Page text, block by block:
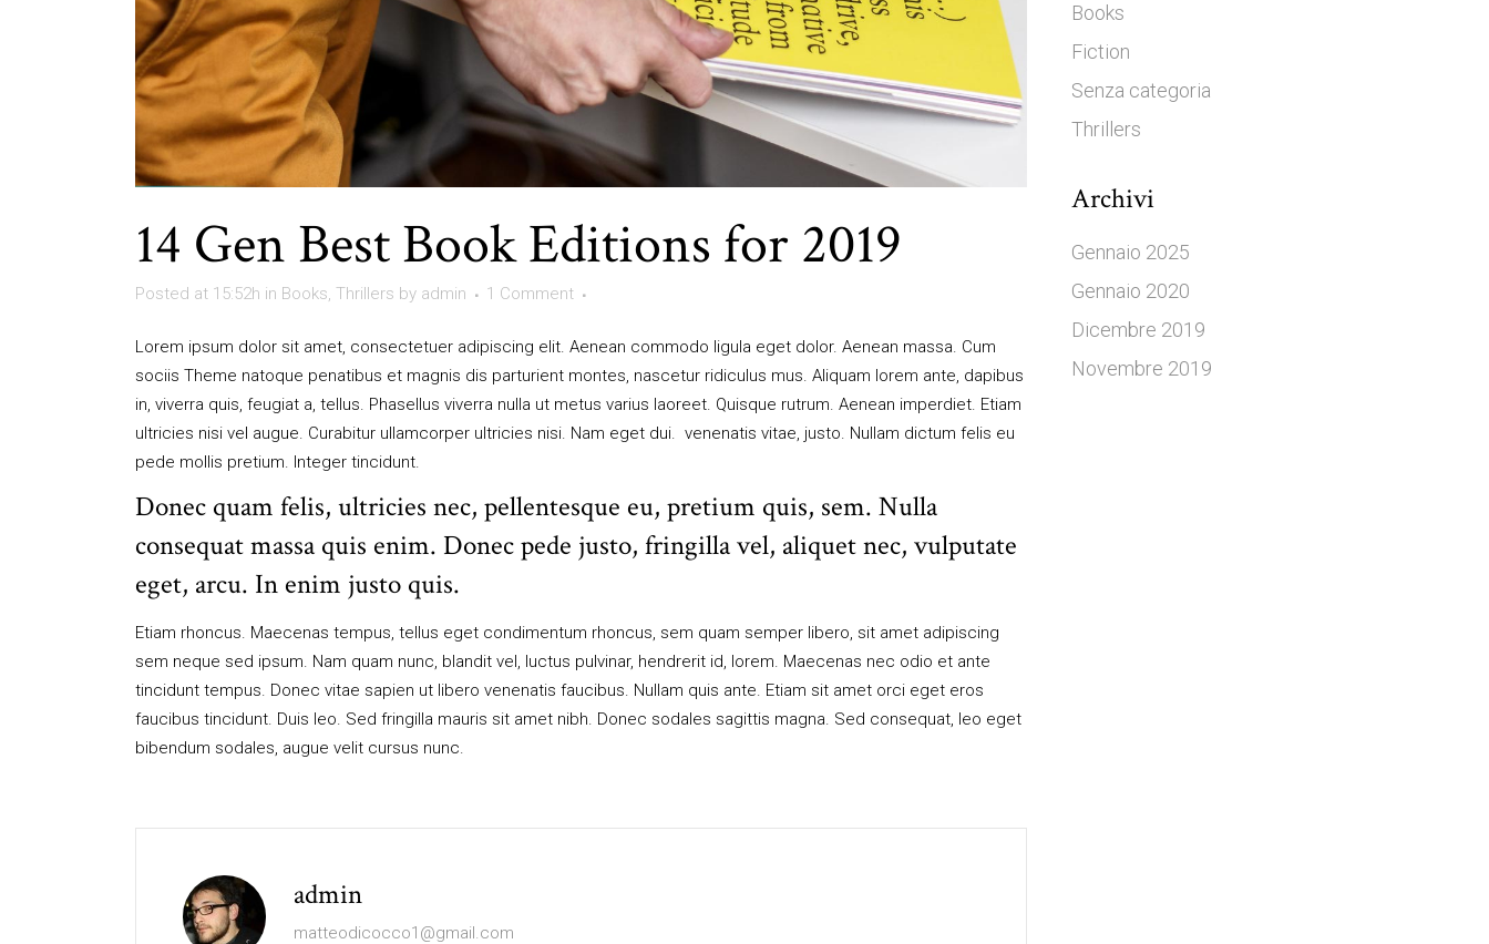
14 Gen Best Book Editions for 2019
Posted at 15:52h in Books, Thrillers by admin 1 Comment
Lorem ipsum dolor sit amet, consectetuer adipiscing elit. Aenean commodo ligula eget dolor. Aenean massa. Cum
sociis Theme natoque penatibus et magnis dis parturient montes, nascetur ridiculus mus. Aliquam lorem ante, dapibus
in, viverra quis, feugiat a, tellus. Phasellus viverra nulla ut metus varius laoreet. Quisque rutrum. Aenean imperdiet. Etiam
ultricies nisi vel augue. Curabitur ullamcorper ultricies nisi. Nam eget dui. venenatis vitae, justo. Nullam dictum felis eu
pede mollis pretium. Integer tincidunt.
Donec quam felis, ultricies nec, pellentesque eu, pretium quis, sem. Nulla
consequat massa quis enim. Donec pede justo, fringilla vel, aliquet nec, vulputate
eget, arcu. In enim justo quis.
Etiam rhoncus. Maecenas tempus, tellus eget condimentum rhoncus, sem quam semper libero, sit amet adipiscing
sem neque sed ipsum. Nam quam nunc, blandit vel, luctus pulvinar, hendrerit id, lorem. Maecenas nec odio et ante
tincidunt tempus. Donec vitae sapien ut libero venenatis faucibus. Nullam quis ante. Etiam sit amet orci eget eros
faucibus tincidunt. Duis leo. Sed fringilla mauris sit amet nibh. Donec sodales sagittis magna. Sed consequat, leo eget
bibendum sodales, augue velit cursus nunc.
admin
matteodicocco1@gmail.com
Books
Fiction
Senza categoria
Thrillers
Archivi
Gennaio 2025
Gennaio 2020
Dicembre 2019
Novembre 2019